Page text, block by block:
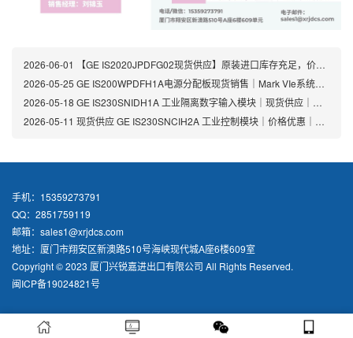
2026-06-01
【GE IS2020JPDFG02现货供应】原装进口库存充足，价格优惠，支持快速交货
2026-05-25 GE IS200WPDFH1A电源分配板现货销售｜Mark VIe系统专用模块价格优惠
2026-05-18 GE IS230SNIDH1A 工业隔离数字输入模块｜现货供应｜价格优惠｜GE Mark VIe系统专用
2026-05-11 现货供应 GE IS230SNCIH2A 工业控制模块｜价格优惠｜原装正品保障｜快速发货
手机：15359273791
QQ：2851759119
邮箱：sales1@xrjdcs.com
地址：厦门市翔安区新澳路510号海峡现代城A座6楼609室
Copyright © 2023 厦门兴锐嘉进出口有限公司 All Rights Reserved.
闽ICP备19024821号